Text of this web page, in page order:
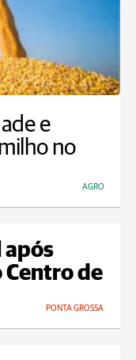
e
no
AGRO
após
Centro de
PONTA GROSSA